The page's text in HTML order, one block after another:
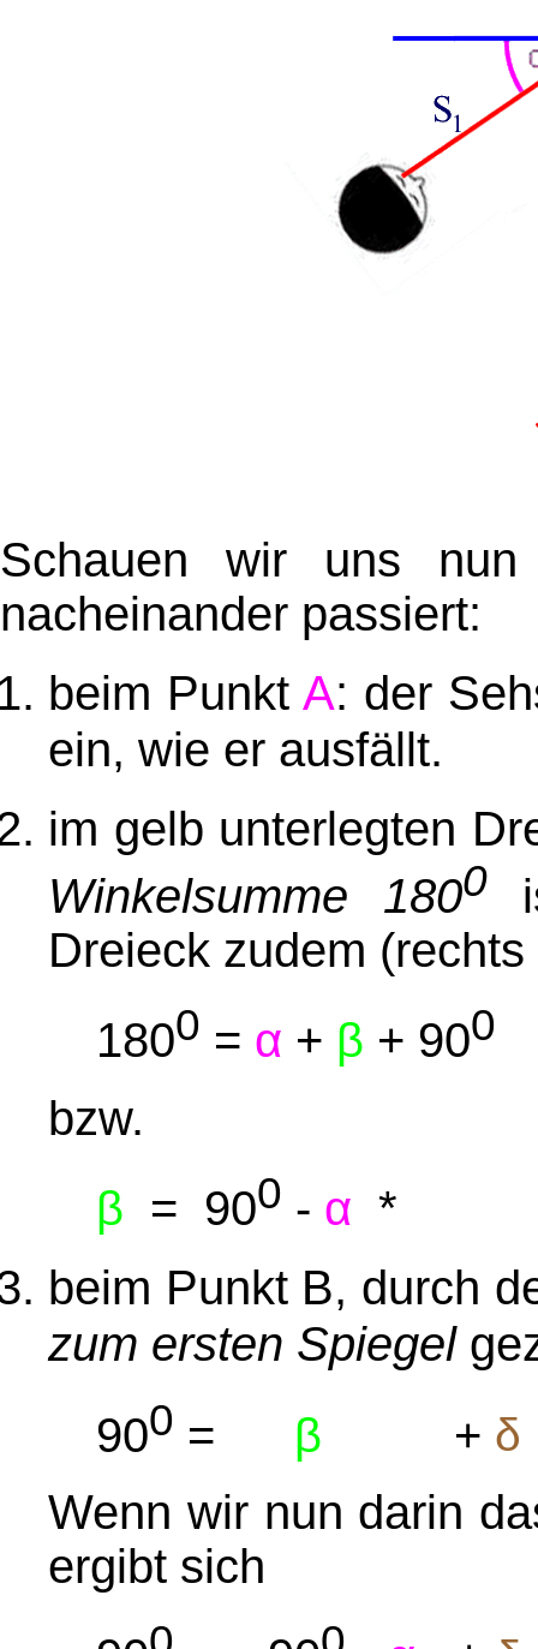
Schauen wir uns
nacheinander passiert:
beim Punkt A: der
ein, wie er ausfällt.
im gelb unterlegten
Winkelsumme 1800
Dreieck zudem
1800 = α + β + 900
bzw.
β = 900 - α *
beim Punkt B, durch
zum ersten Spiegel
900 = β + δ
Wenn wir nun darin
ergibt sich